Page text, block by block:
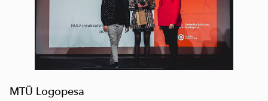
MTÜ Logopesa